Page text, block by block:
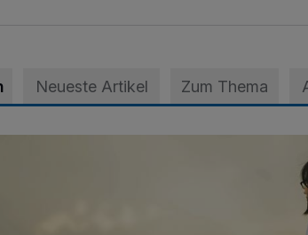
Neueste Artikel Zum Thema